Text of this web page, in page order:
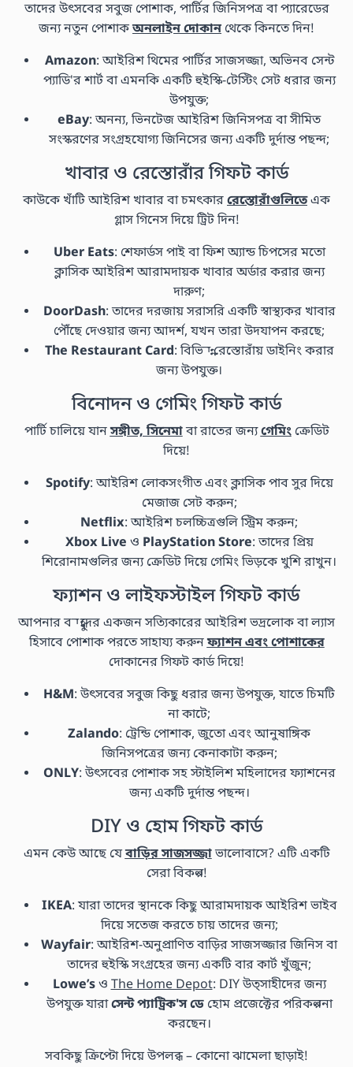
তাদের উৎসবের সবুজ পোশাক, পার্টির জিনিসপত্র বা প্যারেডের
জন্য নতুন পোশাকঅনলাইন দোকান থেকে কিনতে দিন!
Amazon: আইরিশ থিমের পার্টির সাজসজ্জা, অভিনব সেন্ট
প্যাডি'র শার্ট বা এমনকি একটি হুইস্কি-টেস্টিং সেট ধরার জন্য
উপযুক্ত;
eBay: অনন্য, ভিনটেজ আইরিশ জিনিসপত্র বা সীমিত
সংস্করণের সংগ্রহযোগ্য জিনিসের জন্য একটি দুর্দান্ত পছন্দ;
খাবার ও রেস্তোরাঁর গিফট কার্ড
কাউকে খাঁটি আইরিশ খাবার বা চমৎকাররেস্তোরাঁগুলিতেএক
গ্লাস গিনেস দিয়ে ট্রিট দিন!
Uber Eats: শেফার্ডস পাই বা ফিশ অ্যান্ড চিপসের মতো
ক্লাসিক আইরিশ আরামদায়ক খাবার অর্ডার করার জন্য
দারুণ;
DoorDash: তাদের দরজায় সরাসরি একটি স্বাস্থ্যকর খাবার
পৌঁছে দেওয়ার জন্য আদর্শ, যখন তারা উদযাপন করছে;
The Restaurant Card: বিভিন্ন রেস্তোরাঁয় ডাইনিং করার
জন্য উপযুক্ত।
বিনোদন ও গেমিং গিফট কার্ড
পার্টি চালিয়ে যানসঙ্গীত, সিনেমাবা রাতের জন্যগেমিংক্রেডিট
দিয়ে!
Spotify: আইরিশ লোকসংগীত এবং ক্লাসিক পাব সুর দিয়ে
মেজাজ সেট করুন;
Netflix: আইরিশ চলচ্চিত্রগুলি স্ট্রিম করুন;
Xbox Live ও PlayStation Store: তাদের প্রিয়
শিরোনামগুলির জন্য ক্রেডিট দিয়ে গেমিং ভিড়কে খুশি রাখুন।
ফ্যাশন ও লাইফস্টাইল গিফট কার্ড
আপনার বন্ধুদের একজন সত্যিকারের আইরিশ ভদ্রলোক বা ল্যাস
হিসাবে পোশাক পরতে সাহায্য করুনফ্যাশন এবং পোশাকের
দোকানের গিফট কার্ড দিয়ে!
H&M: উৎসবের সবুজ কিছু ধরার জন্য উপযুক্ত, যাতে চিমটি
না কাটে;
Zalando: ট্রেন্ডি পোশাক, জুতো এবং আনুষাঙ্গিক
জিনিসপত্রের জন্য কেনাকাটা করুন;
ONLY: উৎসবের পোশাক সহ স্টাইলিশ মহিলাদের ফ্যাশনের
জন্য একটি দুর্দান্ত পছন্দ।
DIY ও হোম গিফট কার্ড
এমন কেউ আছে যেবাড়ির সাজসজ্জাভালোবাসে? এটি একটি
সেরা বিকল্প!
IKEA: যারা তাদের স্থানকে কিছু আরামদায়ক আইরিশ ভাইব
দিয়ে সতেজ করতে চায় তাদের জন্য;
Wayfair: আইরিশ-অনুপ্রাণিত বাড়ির সাজসজ্জার জিনিস বা
তাদের হুইস্কি সংগ্রহের জন্য একটি বার কার্ট খুঁজুন;
Lowe’sওThe Home Depot: DIY উত্সাহীদের জন্য
উপযুক্ত যারাসেন্ট প্যাট্রিক'স ডেহোম প্রজেক্টের পরিকল্পনা
করছেন।
সবকিছু ক্রিপ্টো দিয়ে উপলব্ধ – কোনো ঝামেলা ছাড়াই!